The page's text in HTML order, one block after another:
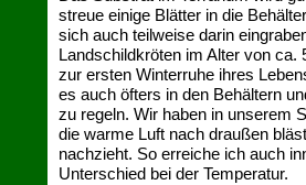
streue einige Blätter in die
sich auch teilweise darin
Landschildkröten im Alter von ca.
zur ersten Winterruhe ihres
es auch öfters in den Behältern
zu regeln. Wir haben in unserem
die warme Luft nach draußen
nachzieht. So erreiche ich auch
Unterschied bei der Temperatur.